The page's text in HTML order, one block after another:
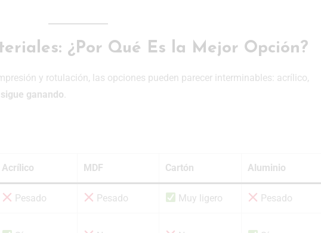
¿Por Qué Es la Mejor Opción?
y rotulación, las opciones pueden parecer interminables: acrílico,
ganando
Acrílico MDF Cartón Aluminio
Pesado Pesado Muy ligero Pesado